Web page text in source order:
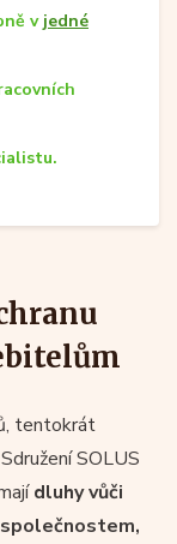
v jedné
tentokrát
SOLUS
dluhy vůči